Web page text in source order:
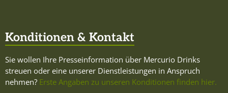
Konditionen & Kontakt
Sie wollen Ihre Presseinformation über Mercurio Drinks
streuen oder eine unserer Dienstleistungen in Anspruch
nehmen? Erste Angaben zu unseren Konditionen finden hier.